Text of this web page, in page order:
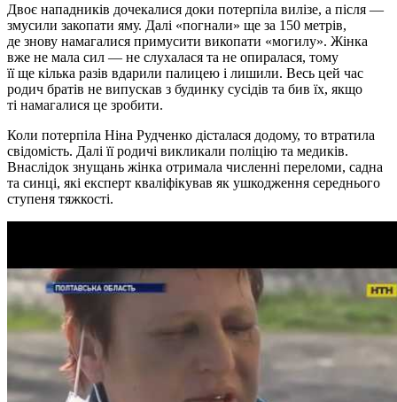
Двоє нападників дочекалися доки потерпіла вилізе, а після —
змусили закопати яму. Далі «погнали» ще за 150 метрів,
де знову намагалися примусити викопати «могилу». Жінка
вже не мала сил — не слухалася та не опиралася, тому
її ще кілька разів вдарили палицею і лишили. Весь цей час
родич братів не випускав з будинку сусідів та бив їх, якщо
ті намагалися це зробити.
Коли потерпіла Ніна Рудченко дісталася додому, то втратила
свідомість. Далі її родичі викликали поліцію та медиків.
Внаслідок знущань жінка отримала численні переломи, садна
та синці, які експерт кваліфікував як ушкодження середнього
ступеня тяжкості.